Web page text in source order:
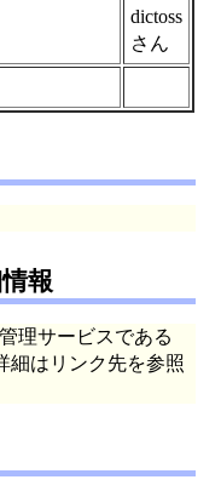
dictoss
さん
報
理サービスである
細はリンク先を参照